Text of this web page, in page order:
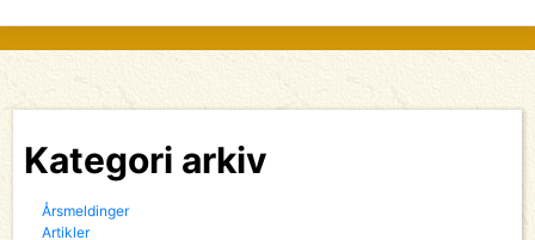
Kategori arkiv
Årsmeldinger
Artikler